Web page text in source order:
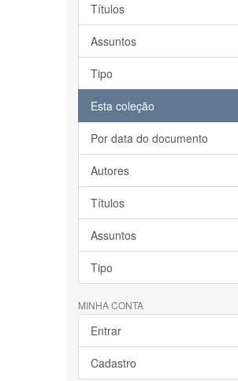
Títulos
Assuntos
Tipo
Esta coleção
Por data do documento
Autores
Títulos
Assuntos
Tipo
MINHA CONTA
Entrar
Cadastro